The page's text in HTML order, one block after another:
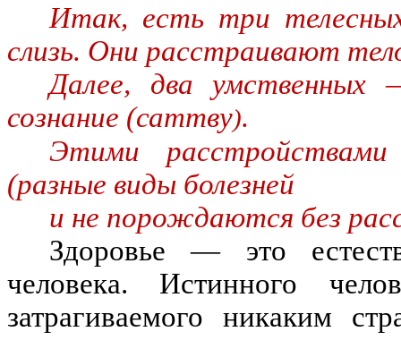
Итак, есть три
слизь. Они расстраивают
Далее, два
сознание (саттву).
Этими
(разные виды болезней
и не порождаются без
Здоровье — это
человека. Истинного
затрагиваемого никаким